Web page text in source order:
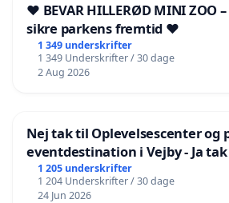
❤️ BEVAR HILLERØD MINI ZOO
sikre parkens fremtid ❤️
1 349 underskrifter
1 349 Underskrifter / 30 dage
2 Aug 2026
Nej tak til Oplevelsescenter og
eventdestination i Vejby - Ja
lokalområde i balance
1 205 underskrifter
1 204 Underskrifter / 30 dage
24 Jun 2026